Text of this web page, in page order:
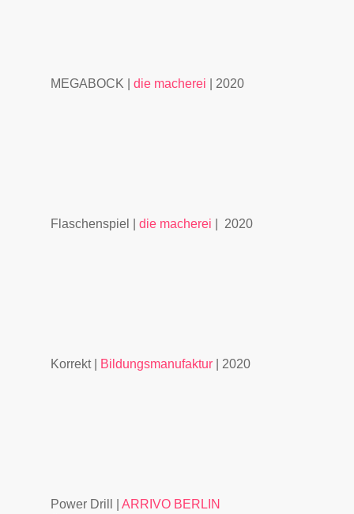
MEGABOCK |die macherei | 2020
Flaschenspiel |die macherei | 2020
Korrekt | Bildungsmanufaktur | 2020
Power Drill |ARRIVO BERLIN